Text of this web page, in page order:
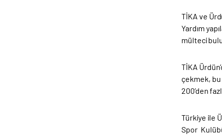
TİKA ve
Yardım
mülteci
TİKA
çekmek, bu
200’den
Türkiye ile
Spor